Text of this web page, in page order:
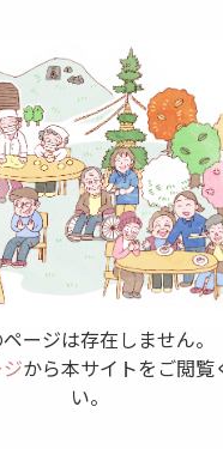
ージは存在しません。
から本サイトをご閲覧
い。